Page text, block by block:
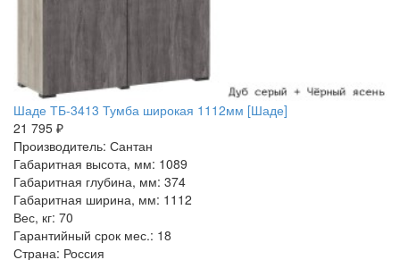
Шаде ТБ-3413 Тумба широкая 1112мм [Шаде]
21 795 ₽
Производитель: Сантан
Габаритная высота, мм: 1089
Габаритная глубина, мм: 374
Габаритная ширина, мм: 1112
Вес, кг: 70
Гарантийный срок мес.: 18
Страна: Россия